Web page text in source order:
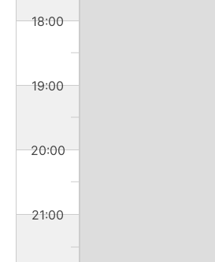
18:00
19:00
20:00
21:00